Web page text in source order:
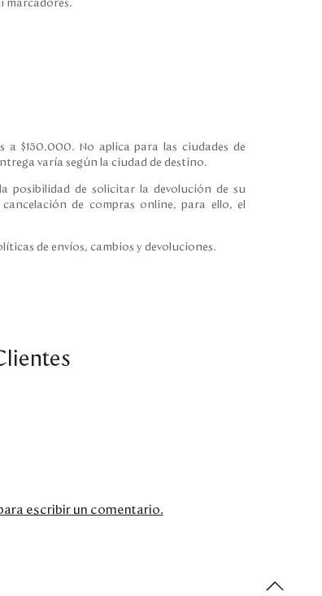
marcadores.
a $150.000. No aplica para las ciudades de
varía según la ciudad de destino.
posibilidad de solicitar la devolución de su
de compras online, para ello, el
de envíos, cambios y devoluciones.
escribir un comentario.